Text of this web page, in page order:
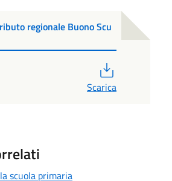
regionale Buono Scu
Scarica
scuola primaria